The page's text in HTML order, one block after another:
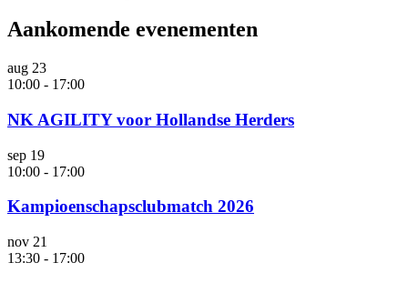
Aankomende evenementen
aug 23
10:00 - 17:00
NK AGILITY voor Hollandse Herders
sep 19
10:00 - 17:00
Kampioenschapsclubmatch 2026
nov 21
13:30 - 17:00